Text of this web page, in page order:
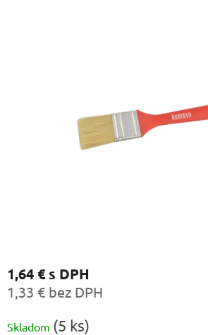
1,64 €s DPH
1,33 € bez DPH
cena:
Skladom (5 ks)